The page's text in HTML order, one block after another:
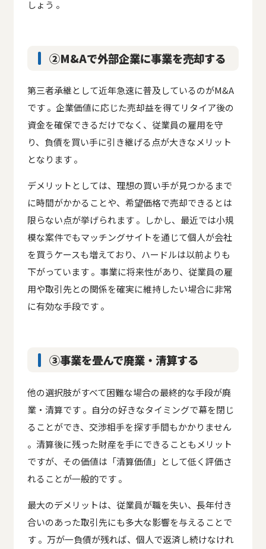
しょう 。
②M&Aで外部企業に事業を売却する
第三者承継として近年急速に普及しているのがM&A
です 。企業価値に応じた売却益を得てリタイア後の
資金を確保できるだけでなく、従業員の雇用を守
り、負債を買い手に引き継げる点が大きなメリット
となります 。
デメリットとしては、理想の買い手が見つかるまで
に時間がかかることや、希望価格で売却できるとは
限らない点が挙げられます 。しかし、最近では小規
模な案件でもマッチングサイトを通じて個人が会社
を買うケースも増えており、ハードルは以前よりも
下がっています 。事業に将来性があり、従業員の雇
用や取引先との関係を確実に維持したい場合に非常
に有効な手段です 。
③事業を畳んで廃業・清算する
他の選択肢がすべて困難な場合の最終的な手段が廃
業・清算です 。自分の好きなタイミングで幕を閉じ
ることができ、交渉相手を探す手間もかかりません
。清算後に残った財産を手にできることもメリット
ですが、その価値は「清算価値」として低く評価さ
れることが一般的です 。
最大のデメリットは、従業員が職を失い、長年付き
合いのあった取引先にも多大な影響を与えることで
す 。万が一負債が残れば、個人で返済し続けなけれ